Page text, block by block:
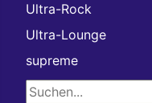
Ultra-Rock
Ultra-Lounge
supreme
Suchen...